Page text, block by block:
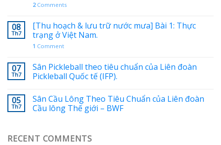
2Comments
08
Th7
[Thu hoạch & lưu trữ nước mưa] Bài 1: Thực
trạng ở Việt Nam.
1 Comment
07
Th7
Sân Pickleball theo tiêu chuẩn của Liên đoàn
Pickleball Quốc tế (IFP).
05
Th7
Sân Cầu Lông Theo Tiêu Chuẩn của Liên đoàn
Cầu lông Thế giới – BWF
RECENT COMMENTS